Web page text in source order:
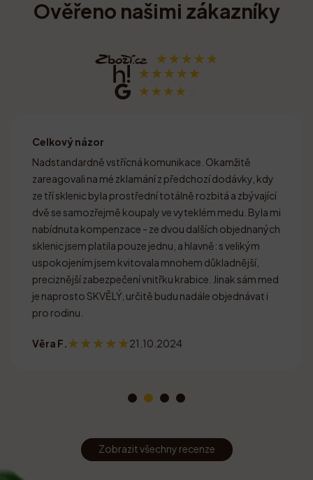
Ověřeno našimi zákazníky
Celkový názor
Nadstandardně vstřícná komunikace. Okamžitě
zareagovali na mé zklamání z předchozí dodávky, kdy
ze tří sklenic byla prostřední totálně rozbitá a zbývající
dvě se samozřejmě koupaly ve vyteklém medu. Byla mi
nabídnuta kompenzace - ze dvou dalších objednaných
sklenic jsem platila pouze jednu, a hlavně: s velikým
uspokojením jsem kvitovala mnohem důkladnější,
preciznější zabezpečení vnitřku krabice. Jinak sám med
je naprosto SKVĚLÝ, určitě budu nadále objednávat i
pro rodinu.
Věra F. 21.10.2024
Zobrazit všechny recenze